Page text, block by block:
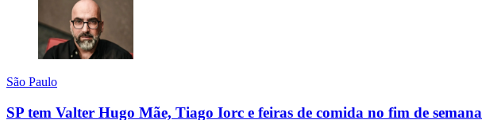
São Paulo
SP tem Valter Hugo Mãe, Tiago Iorc e feiras de comida no fim de semana